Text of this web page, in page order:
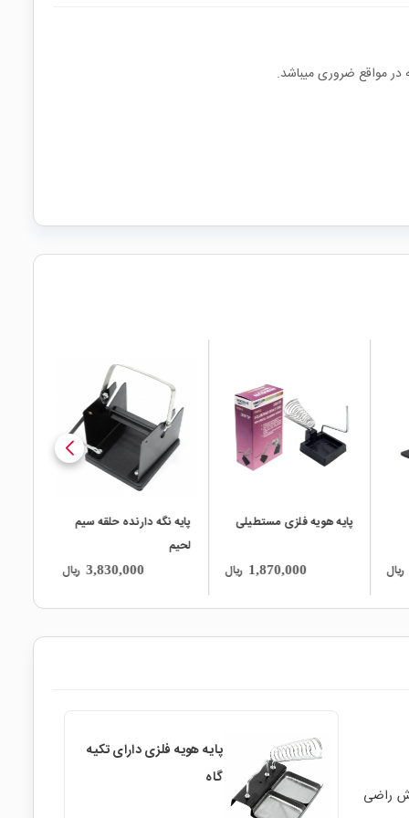
در مواقع ضروری میباشد.
ریال
پایه هویه فلزی مستطیلی
1,870,000 ریال
پایه نگه دارنده حلقه سیم
لحیم
3,830,000 ریال
راضی
پایه هویه فلزی دارای تکیه
گاه